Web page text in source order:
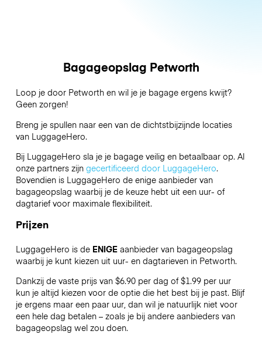
Bagageopslag Petworth
Loop je door Petworth en wil je je bagage ergens kwijt?
Geen zorgen!
Breng je spullen naar een van de dichtstbijzijnde locaties
van LuggageHero.
Bij LuggageHero sla je je bagage veilig en betaalbaar op. Al
onze partners zijn gecertificeerd door LuggageHero.
Bovendien is LuggageHero de enige aanbieder van
bagageopslag waarbij je de keuze hebt uit een uur- of
dagtarief voor maximale flexibiliteit.
Prijzen
LuggageHero is de ENIGEaanbieder van bagageopslag
waarbij je kunt kiezen uit uur- en dagtarieven in Petworth.
Dankzij de vaste prijs van $6.90 per dag of $1.99 per uur
kun je altijd kiezen voor de optie die het best bij je past. Blijf
je ergens maar een paar uur, dan wil je natuurlijk niet voor
een hele dag betalen – zoals je bij andere aanbieders van
bagageopslag wel zou doen.